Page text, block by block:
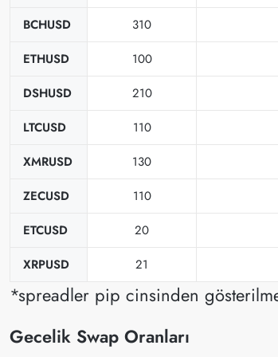
BCHUSD
310
ETHUSD
100
DSHUSD
210
LTCUSD
110
XMRUSD
130
ZECUSD
110
ETCUSD
20
XRPUSD
21
*spreadler pip cinsinden
Gecelik Swap Oranları